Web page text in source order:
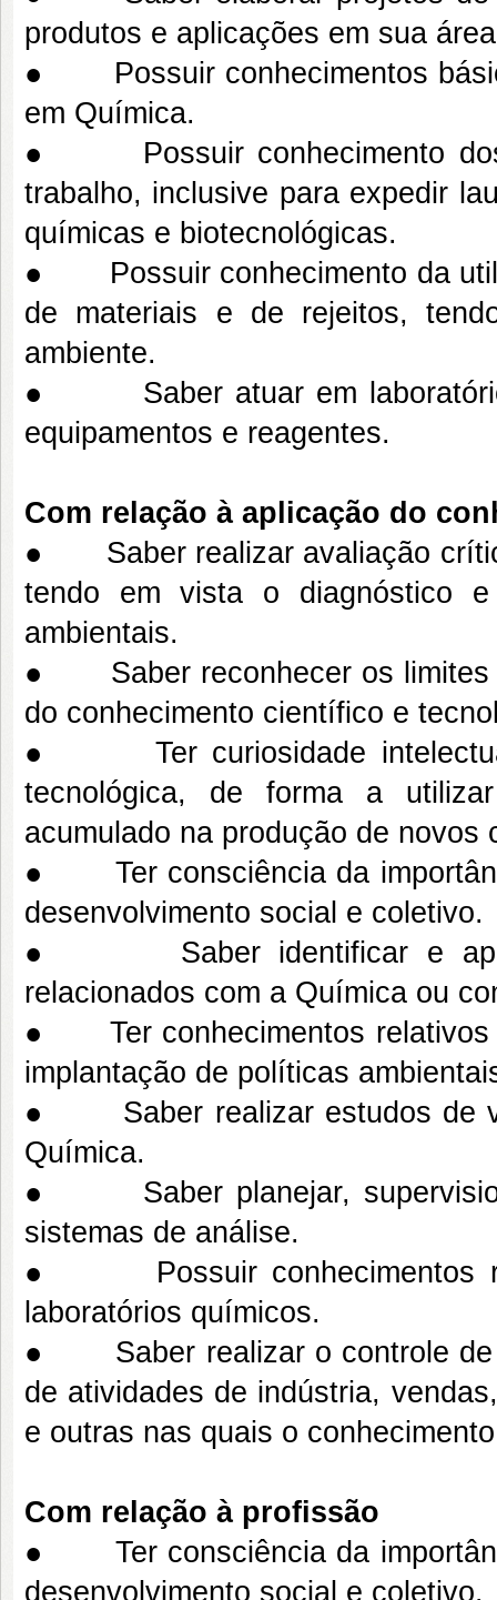
produtos e aplicações em sua
● Possuir conhecimentos
em Química.
● Possuir conhecimento dos
trabalho, inclusive para expedir
químicas e biotecnológicas.
● Possuir conhecimento da
de materiais e de rejeitos,
ambiente.
● Saber atuar em laboratório
equipamentos e reagentes.
Com relação à aplicação do
● Saber realizar avaliação
tendo em vista o diagnóstico
ambientais.
● Saber reconhecer os limites
do conhecimento científico e
● Ter curiosidade intelectual
tecnológica, de forma a
acumulado na produção de novos
● Ter consciência da
desenvolvimento social e coletivo.
● Saber identificar e
relacionados com a Química ou
● Ter conhecimentos relativos
implantação de políticas
● Saber realizar estudos de
Química.
● Saber planejar,
sistemas de análise.
● Possuir conhecimentos
laboratórios químicos.
● Saber realizar o controle de
de atividades de indústria,
e outras nas quais o
Com relação à profissão
● Ter consciência da
desenvolvimento social e coletivo.